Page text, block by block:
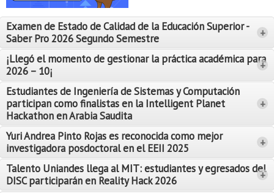
Examen de Estado de Calidad de la Educación Superior -
Saber Pro 2026 Segundo Semestre
+
Leer Más
¡Llegó el momento de gestionar la práctica académica para
2026 – 10¡
+
Leer Más
Estudiantes de Ingeniería de Sistemas y Computación
participan como finalistas en la Intelligent Planet
Hackathon en Arabia Saudita
+
Yuri Andrea Pinto Rojas es reconocida como mejor
investigadora posdoctoral en el EEII 2025
+
Talento Uniandes llega al MIT: estudiantes y egresados del
DISC participarán en Reality Hack 2026
+
Proyecto de grado
Reingreso
Reintegro
Retiro voluntario
Transferencia
Tarifas
Grado